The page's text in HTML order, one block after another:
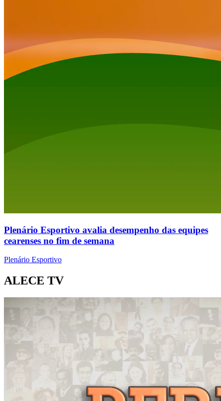
Plenário Esportivo avalia desempenho das equipes
cearenses no fim de semana
Plenário Esportivo
ALECE TV